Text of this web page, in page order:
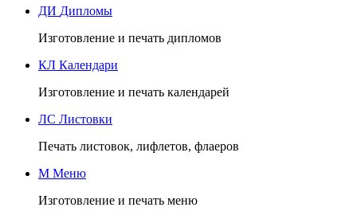
ДИ Дипломы
Изготовление и печать дипломов
КЛ Календари
Изготовление и печать календарей
ЛС Листовки
Печать листовок, лифлетов, флаеров
М Меню
Изготовление и печать меню